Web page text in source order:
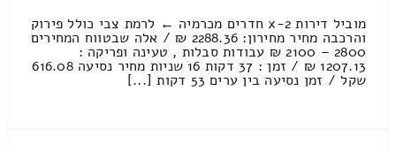
מוביל דירות 2-x חדרים מכרמיה ← לרמת צבי כולל פירוק
והרכבה מחיר מחירון: 2288.36 ₪ / אלה שבטווח המחירים
2800 – 2100 ₪ עבודות סבלות , טעינה ופריקה :
1207.13 ₪ / זמן : 37 דקות 16 שניות מחיר נסיעה 616.08
שקל / זמן נסיעה בין ערים 53 דקות [...]